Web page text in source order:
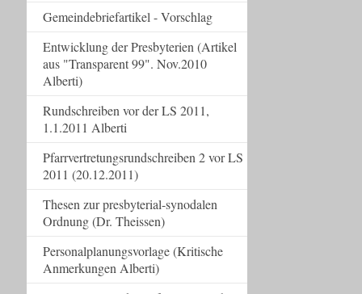
Gemeindebriefartikel - Vorschlag
Entwicklung der Presbyterien (Artikel
aus "Transparent 99". Nov.2010
Alberti)
Rundschreiben vor der LS 2011,
1.1.2011 Alberti
Pfarrvertretungsrundschreiben 2 vor LS
2011 (20.12.2011)
Thesen zur presbyterial-synodalen
Ordnung (Dr. Theissen)
Personalplanungsvorlage (Kritische
Anmerkungen Alberti)